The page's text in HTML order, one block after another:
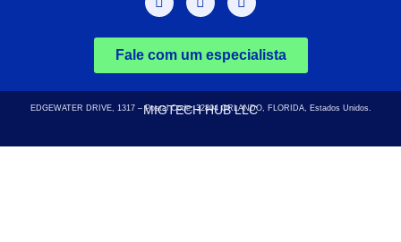
Fale com um especialista
MIGTECH HUB LLC
EDGEWATER DRIVE, 1317 – Postal Code: 32804ORLANDO, FLORIDA, Estados Unidos.